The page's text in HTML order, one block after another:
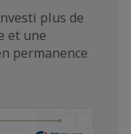
plus de
et une
permanence